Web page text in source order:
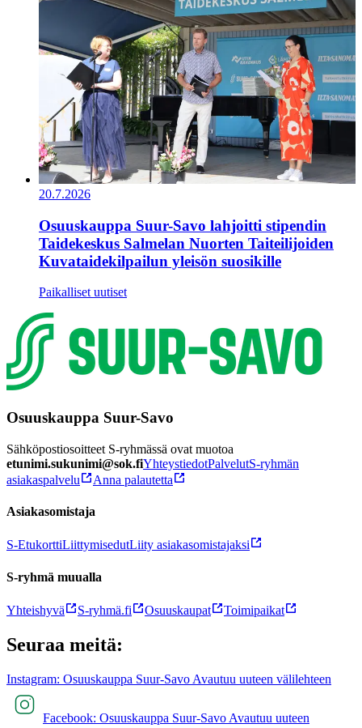
20.7.2026
Osuuskauppa Suur-Savo lahjoitti stipendin
Taidekeskus Salmelan Nuorten Taiteilijoiden
Kuvataidekilpailun yleisön suosikille
Paikalliset uutiset
Osuuskauppa Suur-Savo
Sähköpostiosoitteet S-ryhmässä ovat muotoa
etunimi.sukunimi@sok.fiYhteystiedotPalvelutS-ryhmän
asiakaspalvelu
Anna palautetta
Asiakasomistaja
S-EtukorttiLiittymisedutLiity asiakasomistajaksi
S-ryhmä muualla
Yhteishyvä S-ryhmä.fi Osuuskaupat Toimipaikat
Seuraa meitä:
Instagram: Osuuskauppa Suur-Savo Avautuu uuteen välilehteen
Facebook: Osuuskauppa Suur-Savo Avautuu uuteen